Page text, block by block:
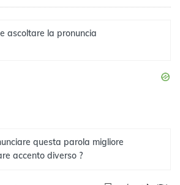
ascoltare la pronuncia
questa parola migliore
accento diverso ?